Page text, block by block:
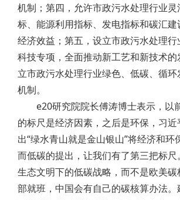
机制；第四，允许市政污水处理行业
标、能源利用指标、发电指标和碳汇
经济效益；第五，设立市政污水处理
科技专项，全面推动新工艺和新技术
立市政污水处理行业绿色、低碳、循
机制。
e20研究院院长傅涛博士表示，以
的标尺是经济因素，之后是环保，习近
出“绿水青山就是金山银山”将经济和环
而低碳的提出，让我们有了第三把标
生态文明下的低碳战略，而不是欧美
部就班，中国会有自己的碳核算办法